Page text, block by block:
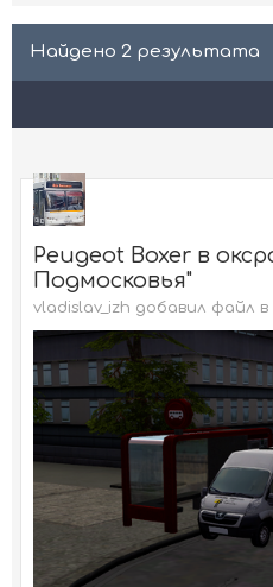
Найдено 2 результата
Peugeot Boxer в
Подмосковья"
vladislav_izh добавил файл в